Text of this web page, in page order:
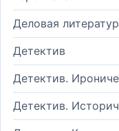
Деловая
Детектив
Детектив.
Детектив.